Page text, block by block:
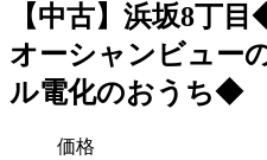
【中古】浜坂8丁
オーシャンビュー
ル電化のおうち◆
価格